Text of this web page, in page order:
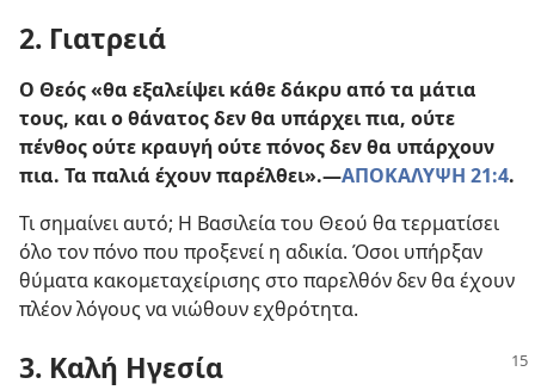
2. Γιατρειά
Ο Θεός «θα εξαλείψει κάθε δάκρυ από τα μάτια
τους, και ο θάνατος δεν θα υπάρχει πια, ούτε
πένθος ούτε κραυγή ούτε πόνος δεν θα υπάρχουν
πια. Τα παλιά έχουν παρέλθει».​—ΑΠΟΚΑΛΥΨΗ 21:4.
Τι σημαίνει αυτό; Η Βασιλεία του Θεού θα τερματίσει
όλο τον πόνο που προξενεί η αδικία. Όσοι υπήρξαν
θύματα κακομεταχείρισης στο παρελθόν δεν θα έχουν
πλέον λόγους να νιώθουν εχθρότητα.
3. Καλή Ηγεσία